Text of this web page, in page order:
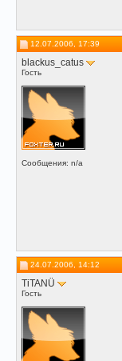
12.07.2006, 17:39
blackus_catus
Гость
Сообщения: n/a
24.07.2006, 14:12
TiTANÜ
Гость